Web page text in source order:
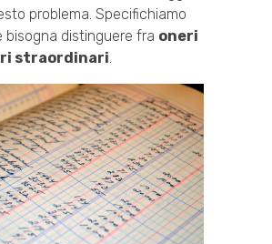
problema. Specifichiamo
distinguere fra oneri
straordinari.